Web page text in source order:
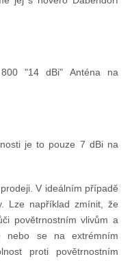
"14 dBi" Anténa na
je to pouze 7 dBi na
V ideálním případě
Lze například zmínit, že
povětrnostním vlivům a
nebo se na extrémním
proti povětrnostním